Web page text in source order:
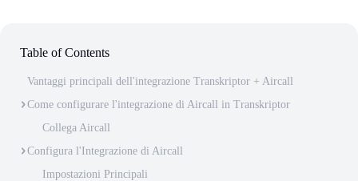
Table of Contents
Vantaggi principali dell'integrazione Transkriptor + Aircall
Come configurare l'integrazione di Aircall in Transkriptor
Collega Aircall
Configura l'Integrazione di Aircall
Impostazioni Principali